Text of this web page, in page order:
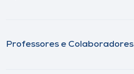
Professores e Colaboradores